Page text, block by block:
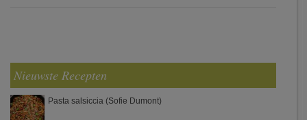
Nieuwste Recepten
Pasta salsiccia (Sofie Dumont)